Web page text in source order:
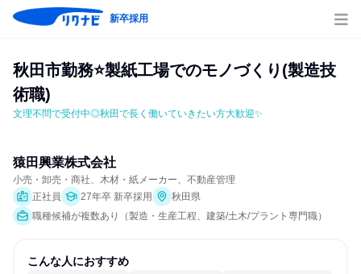
新卒採用
秋田市勤務⭐製紙工場でのモノづくり(製造技
術職)
文理不問で受付中◎秋田で長く働いていきたい方大歓迎✨
猿田興業株式会社
小売・卸売・商社、木材・紙メーカー、不動産管理
正社員
27年卒 新卒採用
秋田県
職種候補が複数あり（製造・生産工程、建築/土木/プラント専門職）
こんな人におすすめ